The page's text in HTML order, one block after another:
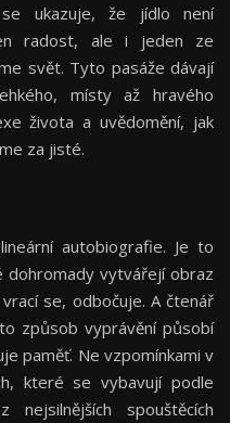
se ukazuje, že jídlo není
radost, ale i jeden ze
svět. Tyto pasáže dávají
místy až hravého
života a uvědomění, jak
za jisté.
autobiografie. Je to
dohromady vytvářejí obraz
se, odbočuje. A čtenář
způsob vyprávění působí
paměť. Ne vzpomínkami v
které se vybavují podle
spouštěcích